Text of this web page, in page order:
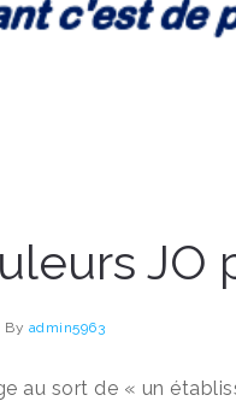
JO
By admin5963
au sort de « un